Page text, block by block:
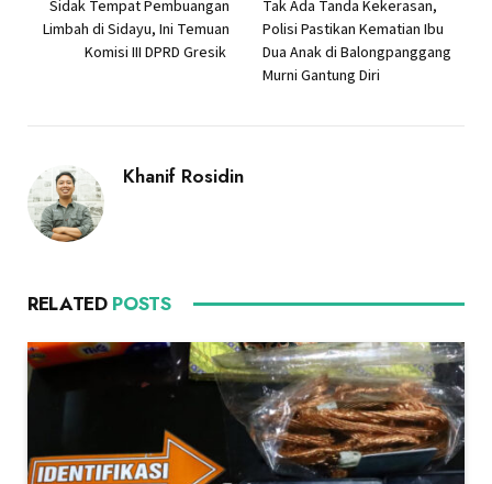
Sidak Tempat Pembuangan
Limbah di Sidayu, Ini Temuan
Komisi III DPRD Gresik
Tak Ada Tanda Kekerasan,
Polisi Pastikan Kematian Ibu
Dua Anak di Balongpanggang
Murni Gantung Diri
Khanif Rosidin
RELATED POSTS